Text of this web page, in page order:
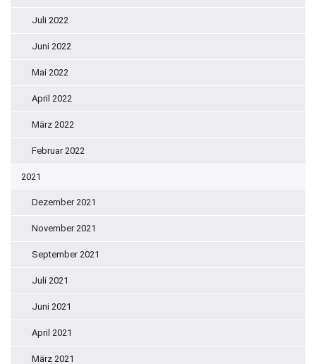
Juli 2022
Juni 2022
Mai 2022
April 2022
März 2022
Februar 2022
2021
Dezember 2021
November 2021
September 2021
Juli 2021
Juni 2021
April 2021
März 2021